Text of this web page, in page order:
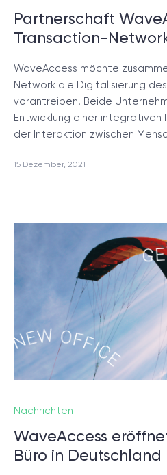
Partnerschaft
Transaction-
WaveAccess möchte
Network die Digitalisierung
vorantreiben. Beide
Entwicklung einer
der Interaktion zwischen
15 Dezember, 2021
Nachrichten
WaveAccess
Büro in Deutschland